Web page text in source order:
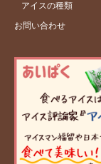
アイスの種類
お問い合わせ